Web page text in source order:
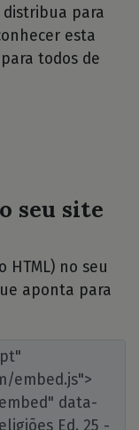
distribua para
esta
todos de
seu site
HTML) no seu
aponta para